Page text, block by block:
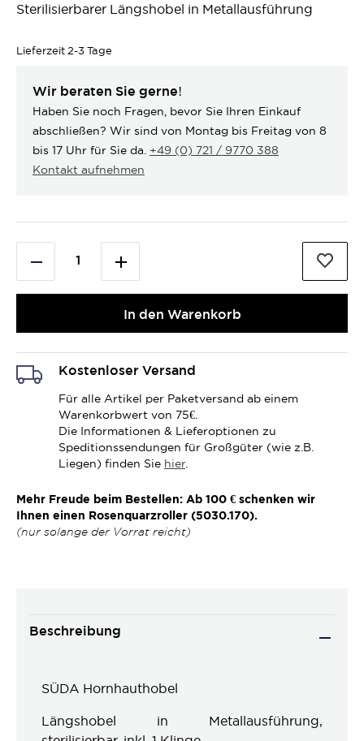
Sterilisierbarer Längshobel in Metallausführung
Lieferzeit 2-3 Tage
Wir beraten Sie gerne!
Haben Sie noch Fragen, bevor Sie Ihren Einkauf
abschließen? Wir sind von Montag bis Freitag von 8
bis 17 Uhr für Sie da. +49 (0) 721 / 9770 388
Kontakt aufnehmen
In den Warenkorb
Kostenloser Versand
Für alle Artikel per Paketversand ab einem
Warenkorbwert von 75€.
Die Informationen & Lieferoptionen zu
Speditionssendungen für Großgüter (wie z.B.
Liegen) finden Sie hier.
Mehr Freude beim Bestellen: Ab 100 € schenken wir
Ihnen einen Rosenquarzroller (5030.170).
(nur solange der Vorrat reicht)
Beschreibung
SÜDA Hornhauthobel
Längshobel in Metallausführung,